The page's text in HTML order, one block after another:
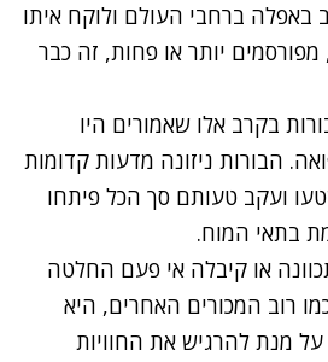
ברחבי העולם ולוקח איתו
מפורסמים יותר או פחות, זה כבר
בקרב אלו שאמורים היו
הבורות ניזונה מדעות קדומות
ועקב טעותם סך הכל פיתחו
בתאי המוח.
או קיבלה אי פעם החלטה
רוב המכורים האחרים, היא
מנת להרגיש את החוויות